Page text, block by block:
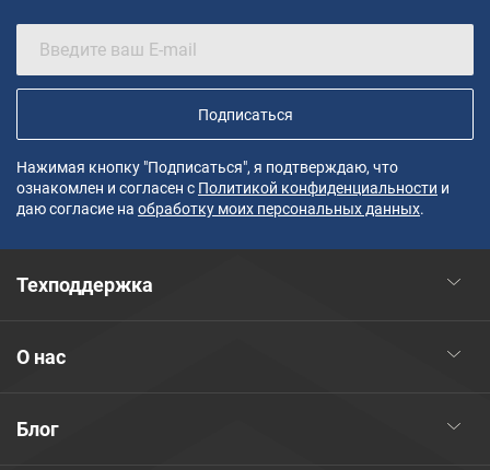
Подписаться
Нажимая кнопку "Подписаться", я подтверждаю, что
ознакомлен и согласен с Политикой конфиденциальности и
даю согласие на обработку моих персональных данных.
Блог
О нас
Техподдержка